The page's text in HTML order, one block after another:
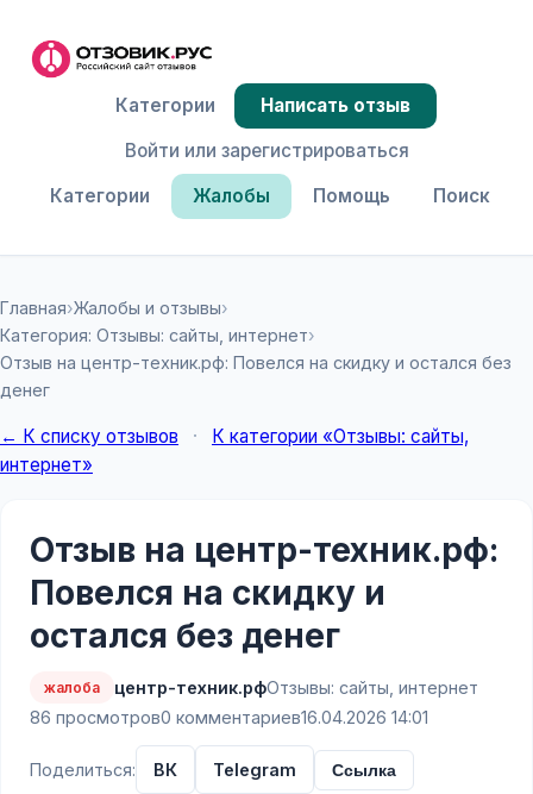
Категории Жалобы Помощь Поиск
Категории
Написать отзыв
Войти или зарегистрироваться
Главная›Жалобы и отзывы›
Категория: Отзывы: сайты, интернет›
Отзыв на центр-техник.рф: Повелся на скидку и остался без
денег
← К списку отзывов ·
К категории «Отзывы: сайты,
интернет»
Отзыв на центр-техник.рф:
Повелся на скидку и
остался без денег
жалоба центр-техник.рфОтзывы: сайты, интернет
86 просмотров0 комментариев16.04.2026 14:01
Поделиться: ВК Telegram Ссылка